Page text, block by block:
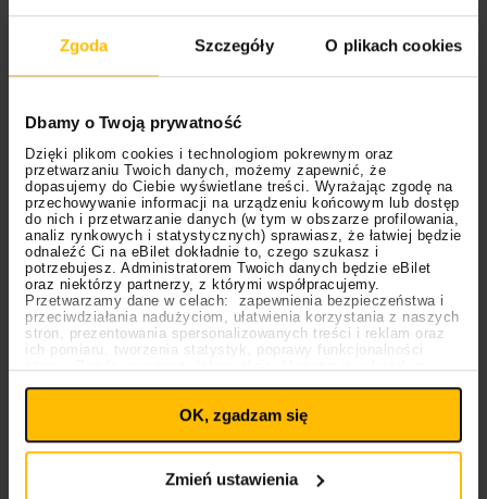
Zgoda Szczegóły O plikach cookies
Dbamy o Twoją prywatność
Dzięki plikom cookies i technologiom pokrewnym oraz
przetwarzaniu Twoich danych, możemy zapewnić, że
dopasujemy do Ciebie wyświetlane treści. Wyrażając zgodę na
przechowywanie informacji na urządzeniu końcowym lub dostęp
do nich i przetwarzanie danych (w tym w obszarze profilowania,
analiz rynkowych i statystycznych) sprawiasz, że łatwiej będzie
odnaleźć Ci na eBilet dokładnie to, czego szukasz i
potrzebujesz. Administratorem Twoich danych będzie eBilet
oraz niektórzy partnerzy, z którymi współpracujemy.
Przetwarzamy dane w celach: zapewnienia bezpieczeństwa i
przeciwdziałania nadużyciom, ułatwienia korzystania z naszych
stron, prezentowania spersonalizowanych treści i reklam oraz
ich pomiaru, tworzenia statystyk, poprawy funkcjonalności
plików cookies
wpływa na legalność uprzedniego przetwarzania.
Polityka plików cookies
OK, zgadzam się
Zmień ustawienia
Dobór miejsca nie jest przypadkowy – to właśnie w
Chicago powstało słynne dziełoThe Smashing
wydarzenia wskazał, że część nagrań została
zarejestrowana zaledwie milę od lokalizacjiLyric
Opera of Chicago. Fani mogą liczyć zarówno na
powrót do przeszłości, jak i doświadczenie całkowicie
nowych wrażeń.
Przeczytaj też:
The Smashing Pumpkins niespodziewanie
zapowiada album “Aghori Mhori Mei”
Pożegnalny koncert Black Sabbath! Gdzie i kiedy się
odbędzie?
The Dandy Warhols na koncercie w Polsce!